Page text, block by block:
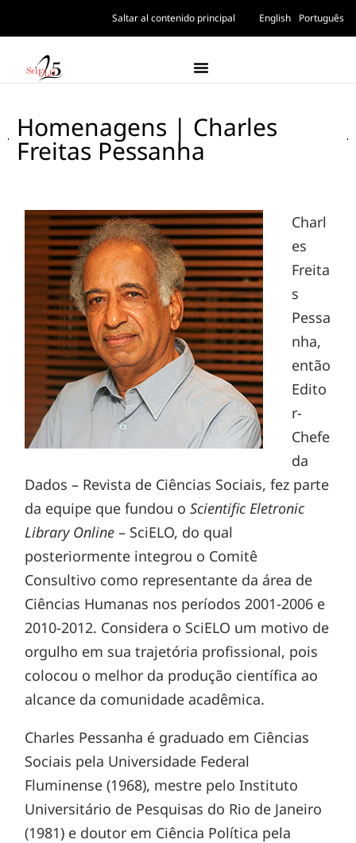
Saltar al contenido principal English Português
Homenagens | Charles
Freitas Pessanha
Charl
es
Freita
s
Pessa
nha,
então
Edito
r-
Chefe
da
Dados – Revista de Ciências Sociais, fez parte
da equipe que fundou oScientific Eletronic
Library Online – SciELO, do qual
posteriormente integrou o Comitê
Consultivo como representante da área de
Ciências Humanas nos períodos 2001-2006 e
2010-2012. Considera o SciELO um motivo de
orgulho em sua trajetória profissional, pois
colocou o melhor da produção científica ao
alcance da comunidade acadêmica.
Charles Pessanha é graduado em Ciências
Sociais pela Universidade Federal
Fluminense (1968), mestre pelo Instituto
Universitário de Pesquisas do Rio de Janeiro
(1981) e doutor em Ciência Política pela